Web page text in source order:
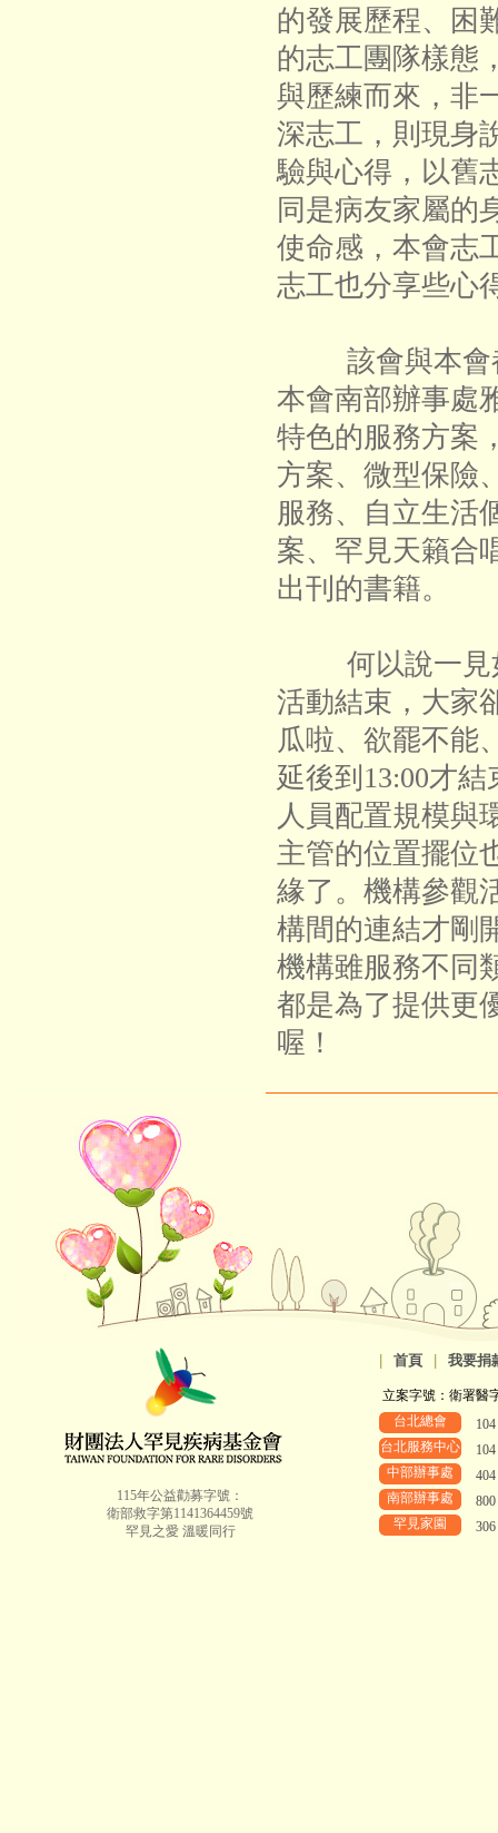
的發展歷程、困
的志工團隊樣態
與歷練而來，非
深志工，則現身
驗與心得，以舊
同是病友家屬的
使命感，本會志
志工也分享些
該會與本會
本會南部辦事處
特色的服務方案
方案、微型保險
服務、自立生活
案、罕見天籟合
出刊的書籍。
何以說一見如
活動結束，大家
瓜啦、欲罷不能
延後到13:00才
人員配置規模與
主管的位置擺位
緣了。機構參觀
構間的連結才剛
機構雖服務不同
都是為了提供更
喔！
115年公益勸募字號：
衛部救字第1141364459號
罕見之愛 溫暖同行
首頁 我要捐
立案字號：衛署醫
台北總會
台北服務中心
中部辦事處
南部辦事處
罕見家園